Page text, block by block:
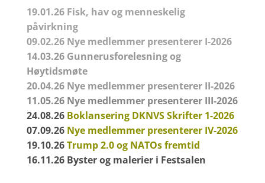
19.01.26 Fisk, hav og menneskelig
påvirkning
09.02.26 Nye medlemmer presenterer I-2026
14.03.26 Gunnerusforelesningog
Høytidsmøte
20.04.26 Nye medlemmer presenterer II-2026
11.05.26 Nye medlemmer presenterer III-2026
24.08.26 Boklansering DKNVS Skrifter 1-2026
07.09.26 Nye medlemmer presenterer IV-2026
19.10.26Trump 2.0 og NATOs fremtid
16.11.26 Byster og malerier i Festsalen